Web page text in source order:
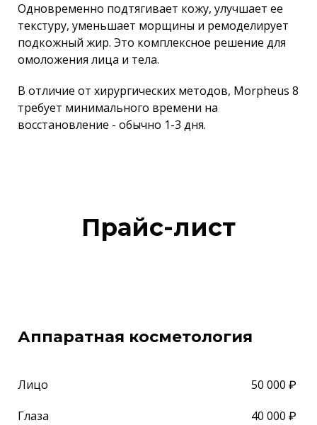
Одновременно подтягивает кожу, улучшает ее
текстуру, уменьшает морщины и ремоделирует
подкожный жир. Это комплексное решение для
омоложения лица и тела.
В отличие от хирургических методов, Morpheus 8
требует минимального времени на
восстановление - обычно 1-3 дня.
Прайс-лист
Аппаратная косметология
Лицо 50 000 ₽
Глаза 40 000 ₽